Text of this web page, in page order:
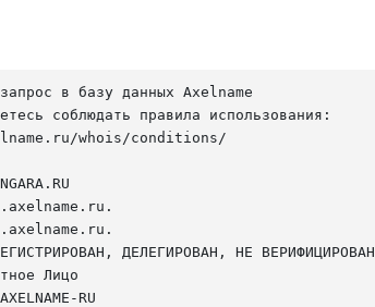
в базу данных Axelname
соблюдать правила использования:
whois/conditions/
ДЕЛЕГИРОВАН, НЕ ВЕРИФИЦИРОВАН
Лицо
RU